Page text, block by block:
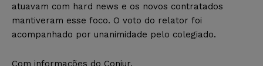
atuavam com hard news e os novos contratados
mantiveram esse foco. O voto do relator foi
acompanhado por unanimidade pelo colegiado.
Com informações do Conjur.